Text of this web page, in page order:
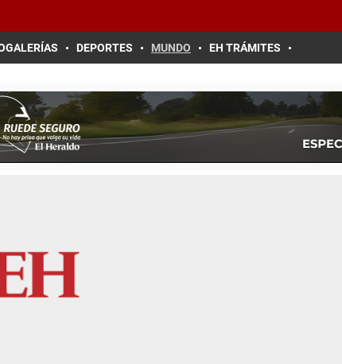
DEPORTES MUNDO EH TRÁMITES